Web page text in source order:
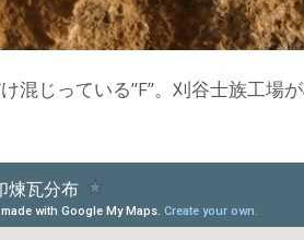
混じっている”F”。刈谷士族工